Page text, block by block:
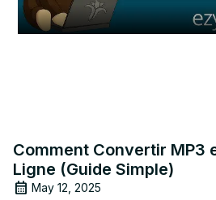
Comment Convertir MP3
Ligne (Guide Simple)
May 12, 2025